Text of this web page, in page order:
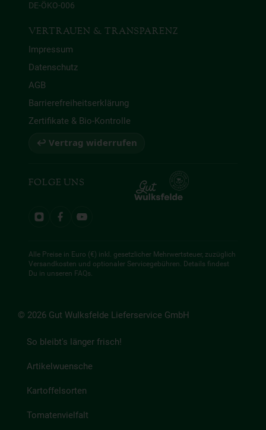
DE-ÖKO-006
VERTRAUEN & TRANSPARENZ
Impressum
Datenschutz
AGB
Barrierefreiheitserklärung
Zertifikate & Bio-Kontrolle
↩ Vertrag widerrufen
FOLGE UNS
Alle Preise in Euro (€) inkl. gesetzlicher Mehrwertsteuer, zuzüglich
Versandkosten und optionaler Servicegebühren. Details findest
Du in unseren FAQs.
© 2026 Gut Wulksfelde Lieferservice GmbH
So bleibt's länger frisch!
Artikelwuensche
Kartoffelsorten
Tomatenvielfalt